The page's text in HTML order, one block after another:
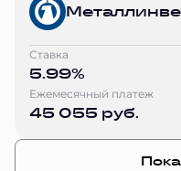
Ставка
5.99%
Ежемесячный платеж
45 055 руб.